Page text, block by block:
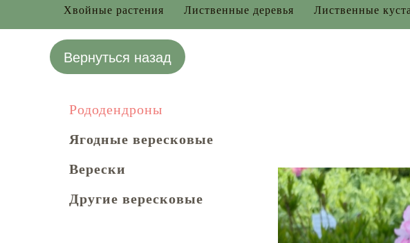
Хвойные растения Лиственные деревья Лиственные
Вернуться назад
Рододендроны
Ягодные вересковые
Верески
Другие вересковые